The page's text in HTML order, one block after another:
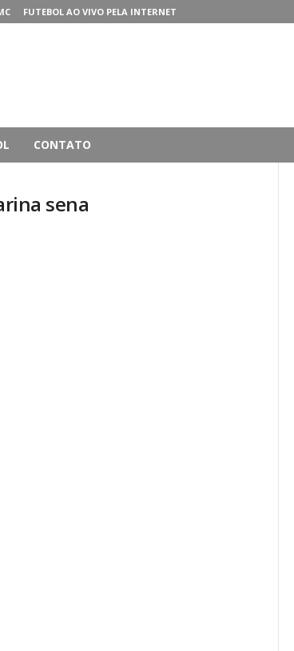
FUTEBOL AO VIVO PELA INTERNET
CONTATO
sena